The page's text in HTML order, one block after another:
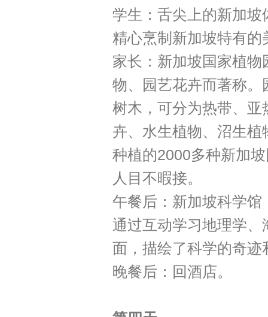
学生：舌尖上的新加
精心烹制新加坡特有的
家长：新加坡国家植
物、园艺花卉而著称
树木，可分为热带、
卉、水生植物、沼生
种植的2000多种新加
人目不暇接。
午餐后：新加坡科学
通过互动学习地理学
面，描绘了科学的奇
晚餐后：回酒店。